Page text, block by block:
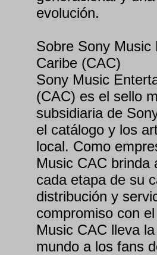
evolución.
Sobre Sony Music
Caribe (CAC)
Sony Music
(CAC) es el sello
subsidiaria de
el catálogo y los
local. Como
Music CAC brinda
cada etapa de su
distribución y
compromiso con
Music CAC lleva
mundo a los fans